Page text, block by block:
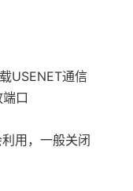
USENET通信
口
用，一般关闭